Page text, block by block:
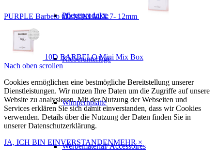
Pflegeprodukte
Kleberunterlage
Wimpernplatte
Werbematerial/ Accessoires
PURPLE Barbelo 6D MINI MIX 7- 12mm
10D BARBELO Mini Mix Box
Nach oben scrollen
Cookies ermöglichen eine bestmögliche Bereitstellung unserer
Dienstleistungen. Wir nutzen Ihre Daten um die Zugriffe auf unsere
Website zu analysieren. Mit der Nutzung der Webseiten und
Services erklären Sie sich damit einverstanden, dass wir Cookies
verwenden. Details über die Nutzung der Daten finden Sie in
unserer Datenschutzerklärung.
JA, ICH BIN EINVERSTANDENMEHR ×